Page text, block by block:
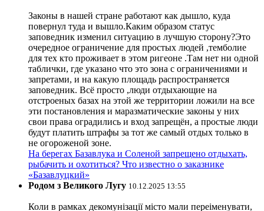
Законы в нашей стране работают как дышло, куда
повернул туда и вышло.Каким образом статус
заповедник изменил ситуацию в лучшую сторону?Это
очередное ограничение для простых людей ,темболие
для тех кто проживает в этом ригеоне .Там нет ни одной
таблички, где указано что это зона с ограничениями и
запретами, и на какую площадь распространяется
заповедник. Всё просто ,люди отдыхающие на
отстроеных базах на этой же территории ложили на все
эти постановления и маразматические законы у них
свои права оградились и вход запрещён, а простые люди
будут платить штрафы за тот же самый отдых только в
не огороженой зоне.
На берегах Базавлука и Соленой запрещено отдыхать,
рыбачить и охотиться? Что известно о заказнике
«Базавлуцкий»
Родом з Великого Лугу 10.12.2025 13:55
Коли в рамках декомунізації місто мали переіменувати,